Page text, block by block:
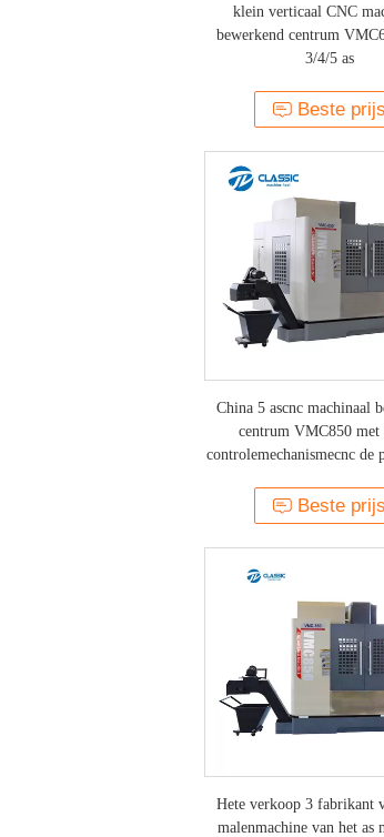
klein verticaal CNC
bewerkend centrum
3/4/5 as
Beste prijs
China 5 ascnc machinaal
centrum VMC850 met
controlemechanismecnc de
Beste prijs
Hete verkoop 3 fabrikant
malenmachine van het as